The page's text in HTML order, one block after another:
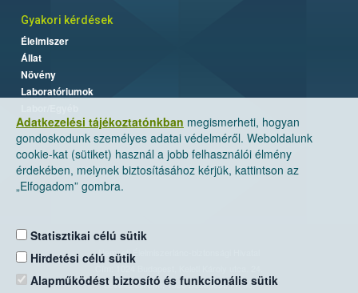
Adatkezelési tájékoztatónkban megismerheti, hogyan
gondoskodunk személyes adatai védelméről. Weboldalunk
cookie-kat (sütiket) használ a jobb felhasználói élmény
érdekében, melynek biztosításához kérjük, kattintson az
„Elfogadom” gombra.
Statisztikai célú sütik
Hirdetési célú sütik
Alapműködést biztosító és funkcionális sütik
Gyakori kérdések
Élelmiszer
Állat
Növény
Laboratóriumok
Nemzeti Élelmiszerlánc-biztonsági Hivatal
Levelezési cím: 1525 Budapest. Pf. 30.